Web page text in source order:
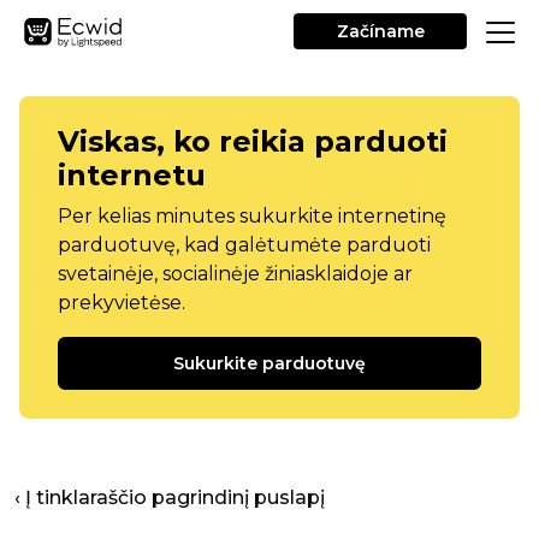
Začíname
Viskas, ko reikia parduoti
internetu
Per kelias minutes sukurkite internetinę
parduotuvę, kad galėtumėte parduoti
svetainėje, socialinėje žiniasklaidoje ar
prekyvietėse.
Sukurkite parduotuvę
‹ Į tinklaraščio pagrindinį puslapį